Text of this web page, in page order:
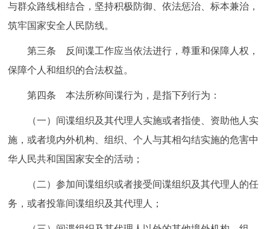
绿色北京 图说北京 视频北京
ENGLISH 한국어
ESPAÑOL العربية PORTUGUÊS
ITALIANO
回到顶部
与群众路线相结合，坚持积极防御、依法惩治、标本兼治，
筑牢国家安全人民防线。
第三条 反间谍工作应当依法进行，尊重和保障人权，
保障个人和组织的合法权益。
第四条 本法所称间谍行为，是指下列行为：
（一）间谍组织及其代理人实施或者指使、资助他人实
施，或者境内外机构、组织、个人与其相勾结实施的危害中
华人民共和国国家安全的活动；
（二）参加间谍组织或者接受间谍组织及其代理人的任
务，或者投靠间谍组织及其代理人；